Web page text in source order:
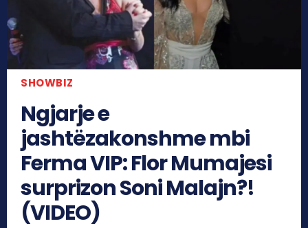
SHOWBIZ
Ngjarje e
jashtëzakonshme mbi
Ferma VIP: Flor Mumajesi
surprizon Soni Malajn?!
(VIDEO)